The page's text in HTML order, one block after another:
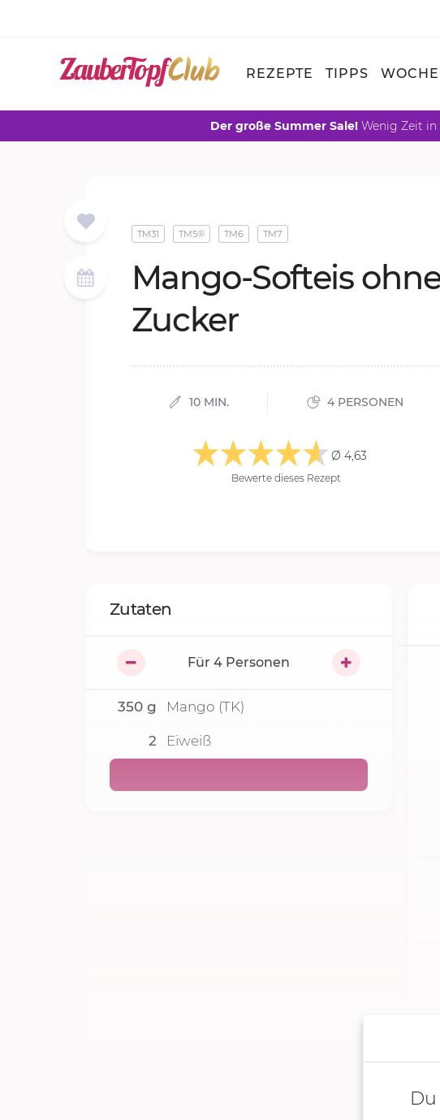
REZEPTE TIPPS
Der große Summer Sale! Wenig Zeit in
TM31 TM5® TM6 TM7
Man­go-Soft­eis ohne
Zu­cker
10 MIN. 4 PERSONEN
Ø 4,63
Bewerte dieses Rezept
Zutaten
Für 4 Personen
350 g Mango (TK)
2 Eiweiß